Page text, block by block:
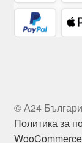
© А24
Политика за
WooCommerce